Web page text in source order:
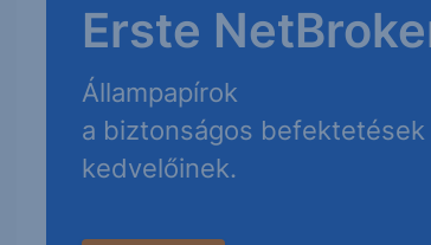
Erste
Állampapírok
a biztonságos befektetések
kedvelőinek.